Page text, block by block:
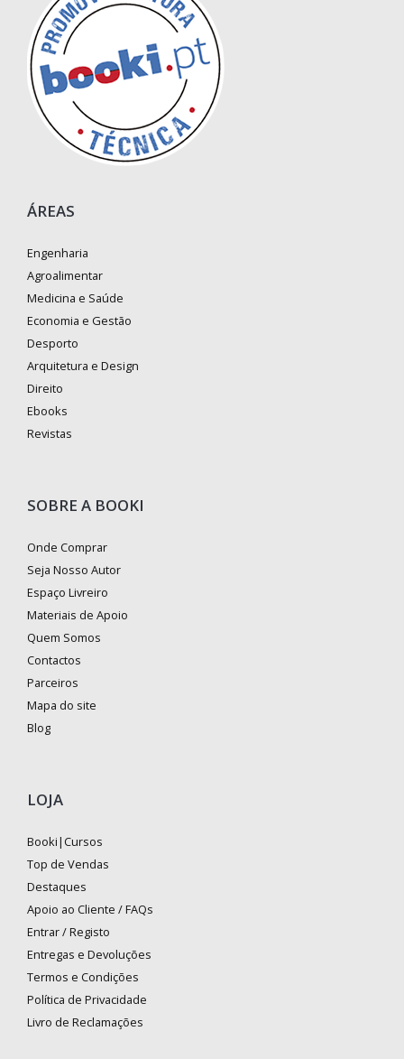
ÁREAS
Engenharia
Agroalimentar
Medicina e Saúde
Economia e Gestão
Desporto
Arquitetura e Design
Direito
Ebooks
Revistas
SOBRE A BOOKI
Onde Comprar
Seja Nosso Autor
Espaço Livreiro
Materiais de Apoio
Quem Somos
Contactos
Parceiros
Mapa do site
Blog
LOJA
Booki|Cursos
Top de Vendas
Destaques
Apoio ao Cliente / FAQs
Entrar / Registo
Entregas e Devoluções
Termos e Condições
Política de Privacidade
Livro de Reclamações